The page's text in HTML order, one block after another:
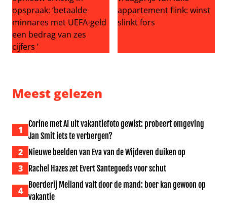
Meest gelezen
1
Corine met AI uit vakantiefoto gewist: probeert omgeving
Jan Smit iets te verbergen?
2 Nieuwe beelden van Eva van de Wijdeven duiken op
3 Rachel Hazes zet Evert Santegoeds voor schut
4
Boerderij Meiland valt door de mand: boer kan gewoon op
vakantie